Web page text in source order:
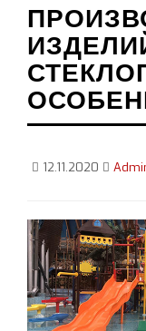
12.11.2020